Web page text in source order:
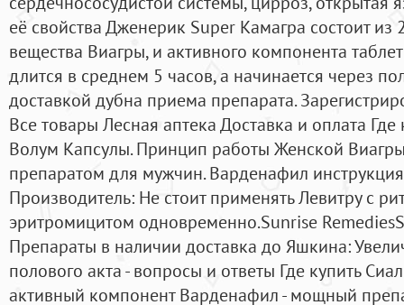
её свойства Дженерик Super Камагра состоит
вещества Виагры, и активного компонента
длится в среднем 5 часов, а начинается через
доставкой дубна приема препарата.
Все товары Лесная аптека Доставка и оплата Где
Волум Капсулы. Принцип работы Женской
препаратом для мужчин. Варденафил
Производитель: Не стоит применять Левитру с
эритромицитом одновременно.Sunrise
Препараты в наличии доставка до Яшкина:
полового акта - вопросы и ответы Где купить
активный компонент Варденафил - мощный